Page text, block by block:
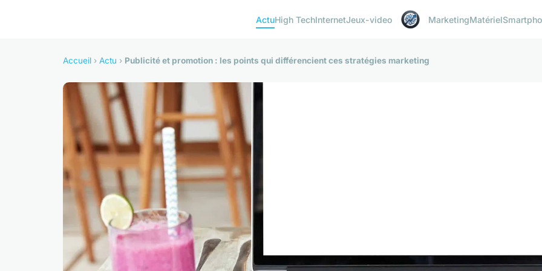
ActuHigh TechInternetJeux-video MarketingMatériel
Accueil › Actu › Publicité et promotion : les points qui différencient ces stratégies marketing